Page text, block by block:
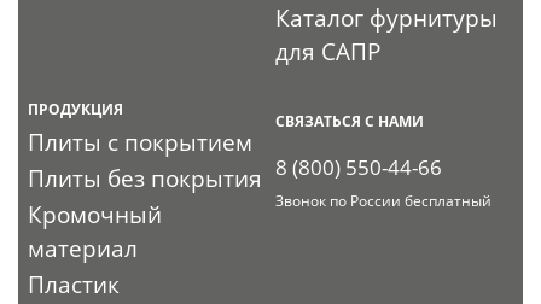
Каталог фурнитуры
для САПР
ПРОДУКЦИЯ
Плиты с покрытием
Плиты без покрытия
Кромочный
материал
Пластик
СВЯЗАТЬСЯ С НАМИ
8 (800) 550-44-66
Звонок по России бесплатный